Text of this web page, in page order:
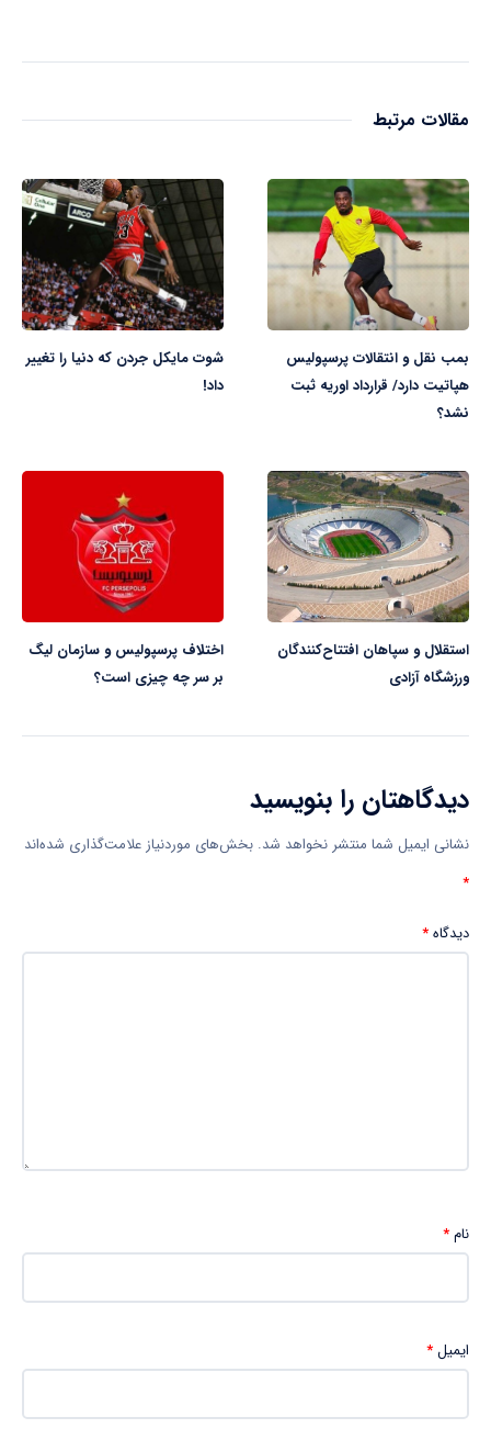
مقالات مرتبط
بمب نقل و انتقالات پرسپولیس
هپاتیت دارد/ قرارداد اوریه ثبت
نشد؟
شوت مایکل جردن که دنیا را تغییر
داد!
استقلال و سپاهان افتتاح‌کنندگان
ورزشگاه آزادی
اختلاف پرسپولیس و سازمان لیگ
بر سر چه چیزی است؟
دیدگاهتان را بنویسید
نشانی ایمیل شما منتشر نخواهد شد. بخش‌های موردنیاز علامت‌گذاری شده‌اند
*
دیدگاه*
نام*
ایمیل*